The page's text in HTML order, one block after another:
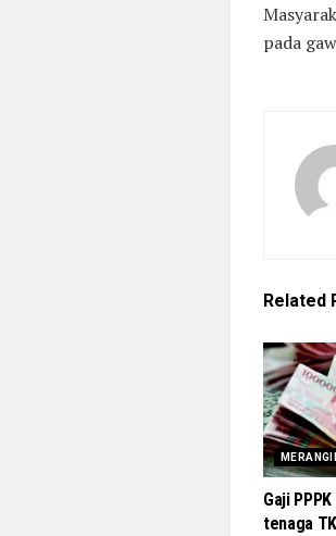
pada
Related
Gaji
tenaga